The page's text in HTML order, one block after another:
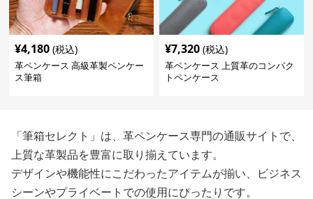
¥4,180 (税込)
革ペンケース 高級革製ペンケー
ス筆箱
¥7,320 (税込)
革ペンケース 上質革のコンパク
トペンケース
「筆箱セレクト」は、革ペンケース専門の通販サイトで、
上質な革製品を豊富に取り揃えています。
デザインや機能性にこだわったアイテムが揃い、ビジネス
シーンやプライベートでの使用にぴったりです。